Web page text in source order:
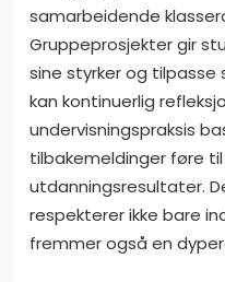
samarbeidende
Gruppeprosjekter gir
sine styrker og tilpasse
kan kontinuerlig
undervisningspraksis
tilbakemeldinger føre
utdanningsresultater.
respekterer ikke bare
fremmer også en